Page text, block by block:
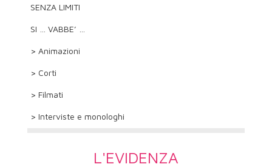
SENZA LIMITI
SI … VABBE’ …
> Animazioni
> Corti
> Filmati
> Interviste e monologhi
L'EVIDENZA